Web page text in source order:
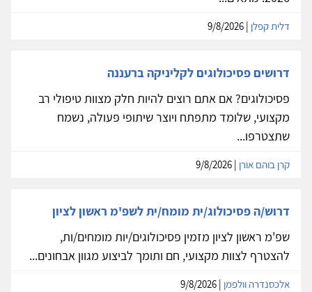
דלית קפלן
דרושים פסיכולוגים לקליניקה ברעננה
פסיכולוגים? אם אתם רוצים להיות חלק מצוות טיפולי רב
מקצועי, שלומד מתפתח ויוצר שיתופי פעולה, נשמח
שתצטרפו...
קרן בוהם אורן
דרוש/ה פסיכולוג/ית מומח/ית לשפ'מ ראשון לציון
שפ'מ ראשון לציון מזמין פסיכולוגים/יות מומחים/ות,
להצטרף לצוות מקצועי, חם ותומך לביצוע מגוון אבחונים...
אלכסנדרה וולפמן